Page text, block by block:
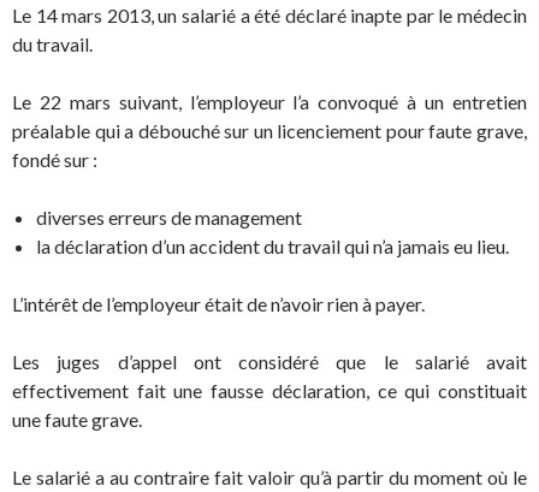
Le 14 mars 2013, un salarié a été déclaré inapte par le médecin
du travail.
Le 22 mars suivant, l’employeur l’a convoqué à un entretien
préalable qui a débouché sur un licenciement pour faute grave,
fondé sur :
diverses erreurs de management
la déclaration d’un accident du travail qui n’a jamais eu lieu.
L’intérêt de l’employeur était de n’avoir rien à payer.
Les juges d’appel ont considéré que le salarié avait
effectivement fait une fausse déclaration, ce qui constituait
une faute grave.
Le salarié a au contraire fait valoir qu’à partir du moment où le